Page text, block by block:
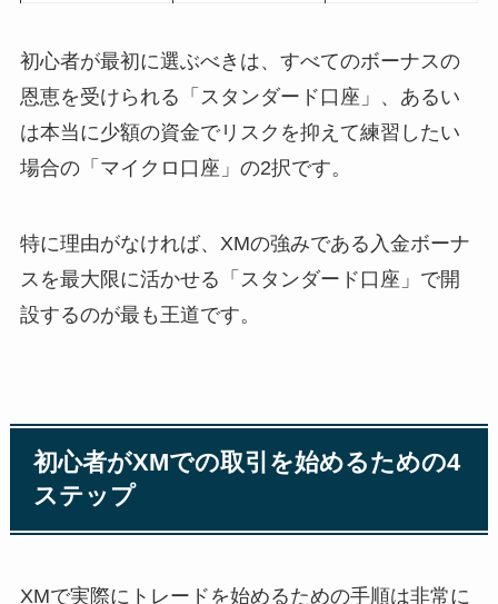
初心者が最初に選ぶべきは、すべてのボーナスの
恩恵を受けられる「スタンダード口座」、あるい
は本当に少額の資金でリスクを抑えて練習したい
場合の「マイクロ口座」の2択です。
特に理由がなければ、XMの強みである入金ボーナ
スを最大限に活かせる「スタンダード口座」で開
設するのが最も王道です。
初心者がXMでの取引を始めるための4
ステップ
XMで実際にトレードを始めるための手順は非常に